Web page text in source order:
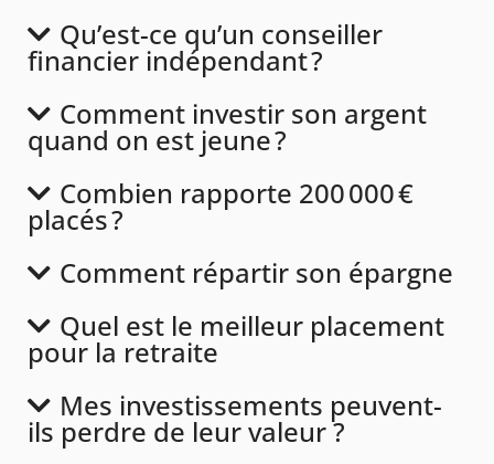
Qu’est-ce qu’un conseiller
financier indépendant ?
Comment investir son argent
quand on est jeune ?
Combien rapporte 200 000 €
placés ?
Comment répartir son épargne
Quel est le meilleur placement
pour la retraite
Mes investissements peuvent-
ils perdre de leur valeur ?